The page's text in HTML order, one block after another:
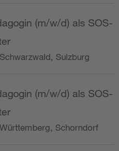
(m/w/d) als SOS-
Sulzburg
(m/w/d) als SOS-
Schorndorf